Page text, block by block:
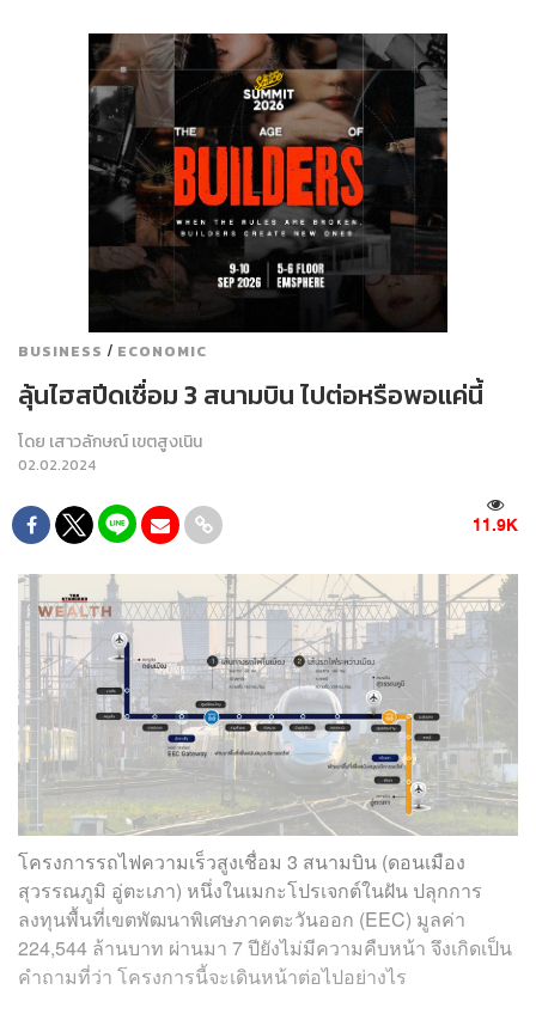
BUSINESS / ECONOMIC
ลุ้นไฮสปีดเชื่อม 3 สนามบิน ไปต่อหรือพอแค่นี้
โดย เสาวลักษณ์ เขตสูงเนิน
02.02.2024
11.9K
โครงการรถไฟความเร็วสูงเชื่อม 3 สนามบิน (ดอนเมือง
สุวรรณภูมิ อู่ตะเภา) หนึ่งในเมกะโปรเจกต์ในฝัน ปลุกการ
ลงทุนพื้นที่เขตพัฒนาพิเศษภาคตะวันออก (EEC) มูลค่า
224,544 ล้านบาท ผ่านมา 7 ปียังไม่มีความคืบหน้า จึงเกิดเป็น
คำถามที่ว่า โครงการนี้จะเดินหน้าต่อไปอย่างไร